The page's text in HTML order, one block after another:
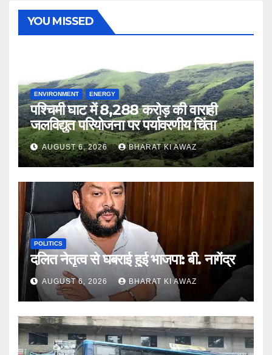
YOU MISSED
ENVIRONMENT ENERGY
पश्चिमी घाट में 8,288 करोड़ की वाराही
जलविद्युत परियोजना पर पर्यावरणीय चिंता
AUGUST 6, 2026 BHARAT KI AWAZ
POLITICS
दलित नेतृत्व से घबराई हुई भाजपा: बी. नागेंद्र
AUGUST 6, 2026 BHARAT KI AWAZ